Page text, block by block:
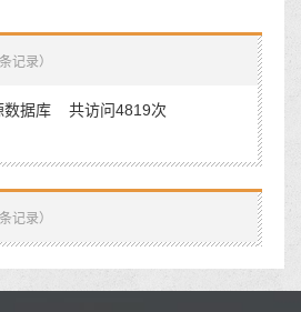
记录）
数据库 共访问4819次
记录）